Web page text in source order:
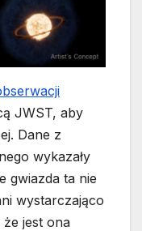
JWST, aby
Dane z
wykazały
gwiazda ta nie
wystarczająco
jest ona